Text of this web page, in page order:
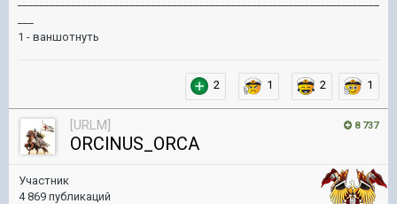
1 - ваншотнуть
2 1 2 1
8 737
[URLM]
ORClNUS_ORCA
Участник
4 869 публикаций